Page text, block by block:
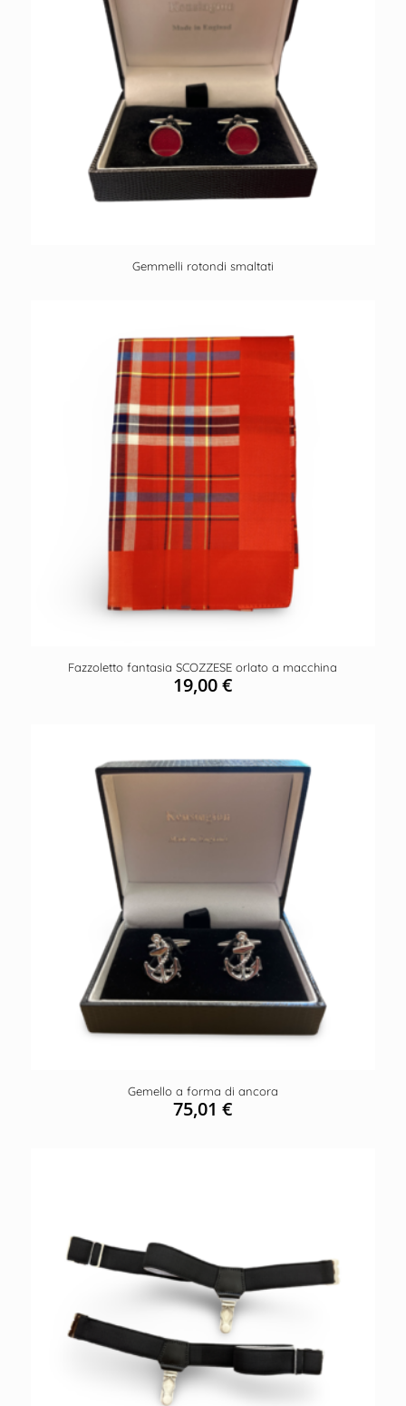
Gemmelli rotondi smaltati
Fazzoletto fantasia SCOZZESE orlato a macchina
19,00€
Gemello a forma di ancora
75,01€